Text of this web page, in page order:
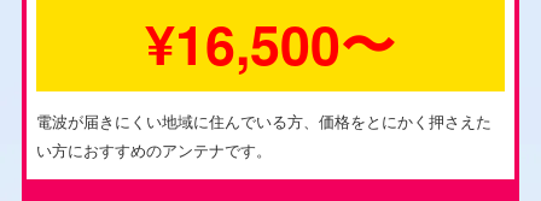
¥16,500〜
電波が届きにくい地域に住んでいる方、価格をとにかく押さえた
い方におすすめのアンテナです。